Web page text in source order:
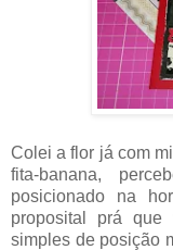
Colei a flor já com
fita-banana,
posicionado na
proposital prá que
simples de posição